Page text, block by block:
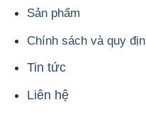
Sản phẩm
Chính sách và quy
Tin tức
Liên hệ